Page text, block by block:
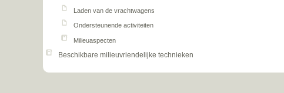
Laden van de vrachtwagens
Ondersteunende activiteiten
Milieuaspecten
Beschikbare milieuvriendelijke technieken